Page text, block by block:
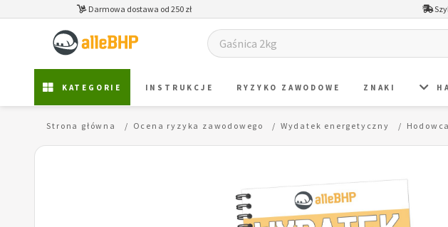
Darmowa dostawa od 250 zł
KATEGORIE INSTRUKCJE RYZYKO ZAWODOWE ZNAKI
Strona główna Ocena ryzyka zawodowego Wydatek energetyczny